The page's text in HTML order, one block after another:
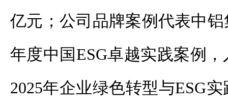
亿元；公司品牌案例代表中铝
年度中国ESG卓越实践案例
2025年企业绿色转型与ESG